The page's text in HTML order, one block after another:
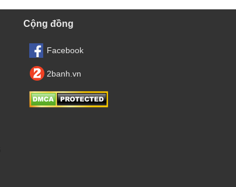
Cộng đồng
Facebook
2banh.vn